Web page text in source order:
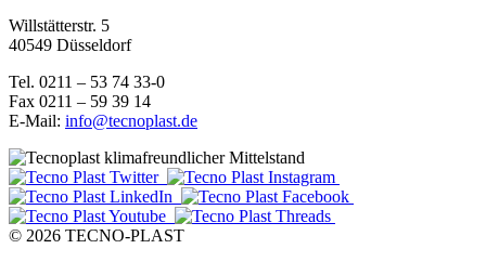
Willstätterstr. 5
40549 Düsseldorf
Tel. 0211 – 53 74 33-0
Fax 0211 – 59 39 14
E-Mail: info@tecnoplast.de
© 2026 TECNO-PLAST